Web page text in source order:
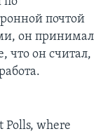
почтой
он принимал
что он считал,
Polls, where